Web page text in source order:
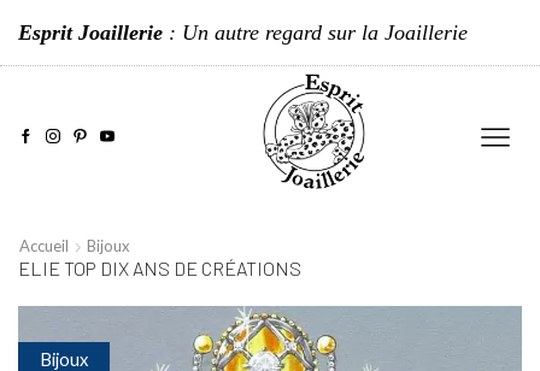
Esprit Joaillerie : Un autre regard sur la Joaillerie
Accueil Bijoux
ELIE TOP DIX ANS DE CRÉATIONS
Bijoux